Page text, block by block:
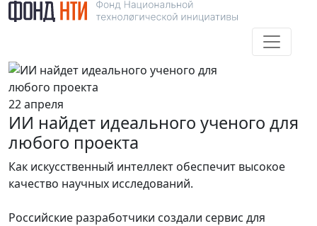
22 апреля
ИИ найдет идеального ученого для
любого проекта
Как искусственный интеллект обеспечит высокое
качество научных исследований.
Российские разработчики создали сервис для